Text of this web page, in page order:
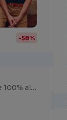
-58%
Polo de piqué de hombre 100% algodón